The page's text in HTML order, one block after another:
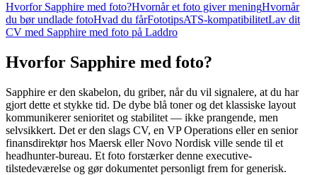
Hvorfor Sapphire med foto?Hvornår et foto giver meningHvornår
du bør undlade fotoHvad du fårFototipsATS-kompatibilitetLav dit
CV med Sapphire med foto på Laddro
Hvorfor Sapphire med foto?
Sapphire er den skabelon, du griber, når du vil signalere, at du har
gjort dette et stykke tid. De dybe blå toner og det klassiske layout
kommunikerer senioritet og stabilitet — ikke prangende, men
selvsikkert. Det er den slags CV, en VP Operations eller en senior
finansdirektør hos Maersk eller Novo Nordisk ville sende til et
headhunter-bureau. Et foto forstærker denne executive-
tilstedeværelse og gør dokumentet personligt frem for generisk.